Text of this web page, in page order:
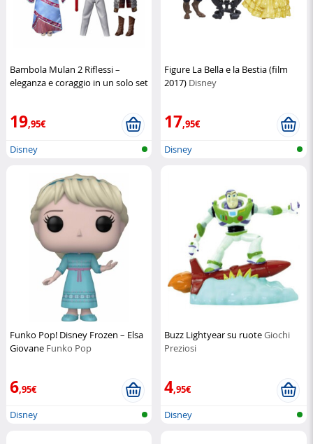
Bambola Mulan 2 Riflessi –
eleganza e coraggio in un solo set
19,95€
Disney
Figure La Bella e la Bestia (film
2017) Disney
17,95€
Disney
Funko Pop! Disney Frozen – Elsa
Giovane Funko Pop
6,95€
Disney
Buzz Lightyear su ruoteGiochi
Preziosi
4,95€
Disney